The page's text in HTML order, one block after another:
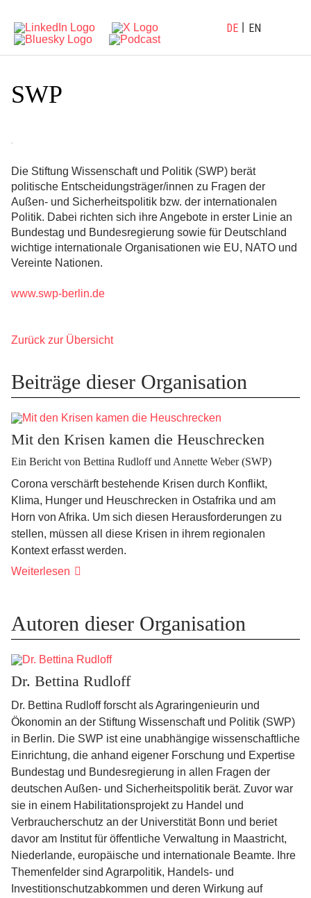
DE EN
SWP
Die Stiftung Wissenschaft und Politik (SWP) berät
politische Entscheidungsträger/innen zu Fragen der
Außen- und Sicherheitspolitik bzw. der internationalen
Politik. Dabei richten sich ihre Angebote in erster Linie an
Bundestag und Bundesregierung sowie für Deutschland
wichtige internationale Organisationen wie EU, NATO und
Vereinte Nationen.
www.swp-berlin.de
Zurück zur Übersicht
Beiträge dieser Organisation
Mit den Krisen kamen die Heuschrecken
Ein Bericht von Bettina Rudloff und Annette Weber (SWP)
Corona verschärft bestehende Krisen durch Konflikt,
Klima, Hunger und Heuschrecken in Ostafrika und am
Horn von Afrika. Um sich diesen Herausforderungen zu
stellen, müssen all diese Krisen in ihrem regionalen
Kontext erfasst werden.
Weiterlesen
Autoren dieser Organisation
Dr. Bettina Rudloff
Dr. Bettina Rudloff forscht als Agraringenieurin und
Ökonomin an der Stiftung Wissenschaft und Politik (SWP)
in Berlin. Die SWP ist eine unabhängige wissenschaftliche
Einrichtung, die anhand eigener Forschung und Expertise
Bundestag und Bundesregierung in allen Fragen der
deutschen Außen- und Sicherheitspolitik berät. Zuvor war
sie in einem Habilitationsprojekt zu Handel und
Verbraucherschutz an der Universtität Bonn und beriet
davor am Institut für öffentliche Verwaltung in Maastricht,
Niederlande, europäische und internationale Beamte. Ihre
Themenfelder sind Agrarpolitik, Handels- und
Investitionschutzabkommen und deren Wirkung auf